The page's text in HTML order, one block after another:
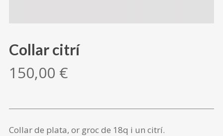
Collar citrí
150,00 €
Collar de plata, or groc de 18q i un citrí.